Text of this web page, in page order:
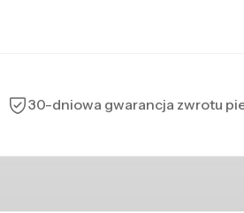
30-dniowa gwarancja zwrotu